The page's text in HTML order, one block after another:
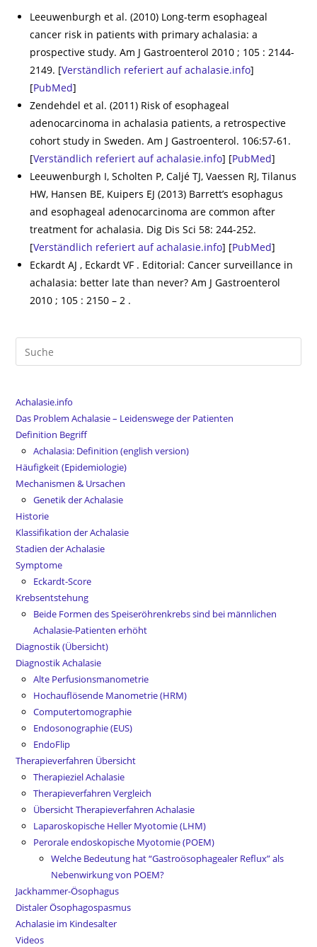
Leeuwenburgh et al. (2010) Long-term esophageal
cancer risk in patients with primary achalasia: a
prospective study. Am J Gastroenterol 2010 ; 105 : 2144-
2149. [Verständlich referiert auf achalasie.info]
[PubMed]
Zendehdel et al. (2011) Risk of esophageal
adenocarcinoma in achalasia patients, a retrospective
cohort study in Sweden. Am J Gastroenterol. 106:57-61.
[Verständlich referiert auf achalasie.info] [PubMed]
Leeuwenburgh I, Scholten P, Caljé TJ, Vaessen RJ, Tilanus
HW, Hansen BE, Kuipers EJ (2013) Barrett’s esophagus
and esophageal adenocarcinoma are common after
treatment for achalasia. Dig Dis Sci 58: 244-252.
[Verständlich referiert auf achalasie.info] [PubMed]
Eckardt AJ , Eckardt VF . Editorial: Cancer surveillance in
achalasia: better late than never? Am J Gastroenterol
2010 ; 105 : 2150 – 2 .
Achalasie.info
Das Problem Achalasie – Leidenswege der Patienten
Definition Begriff
Achalasia: Definition (english version)
Häufigkeit (Epidemiologie)
Mechanismen & Ursachen
Genetik der Achalasie
Historie
Klassifikation der Achalasie
Stadien der Achalasie
Symptome
Eckardt-Score
Krebsentstehung
Beide Formen des Speiseröhrenkrebs sind bei männlichen
Achalasie-Patienten erhöht
Diagnostik (Übersicht)
Diagnostik Achalasie
Alte Perfusionsmanometrie
Hochauflösende Manometrie (HRM)
Computertomographie
Endosonographie (EUS)
EndoFlip
Therapieverfahren Übersicht
Therapieziel Achalasie
Therapieverfahren Vergleich
Übersicht Therapieverfahren Achalasie
Laparoskopische Heller Myotomie (LHM)
Perorale endoskopische Myotomie (POEM)
Welche Bedeutung hat “Gastroösophagealer Reflux” als
Nebenwirkung von POEM?
Jackhammer-Ösophagus
Distaler Ösophagospasmus
Achalasie im Kindesalter
Videos